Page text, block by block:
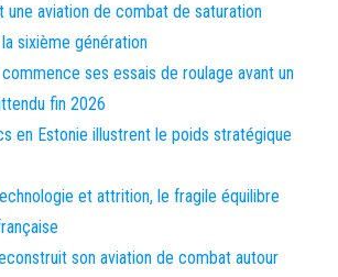
une aviation de combat de saturation
sixième génération
ses essais de roulage avant un
fin 2026
en Estonie illustrent le poids stratégique
et attrition, le fragile équilibre
son aviation de combat autour